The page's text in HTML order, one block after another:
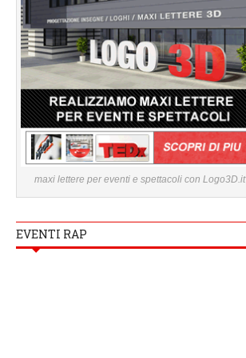
maxi lettere per eventi e spettacoli con Logo3D.it
EVENTI RAP